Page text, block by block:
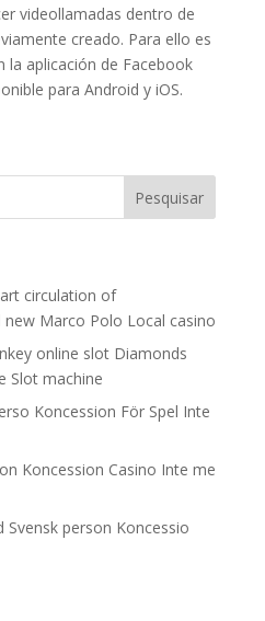
videollamadas dentro de
creado. Para ello es
la aplicación de Facebook
para Android y iOS.
circulation of
new Marco Polo Local casino
online slot Diamonds
Slot machine
Koncession För Spel Inte
Koncession Casino Inte me
person Koncessio